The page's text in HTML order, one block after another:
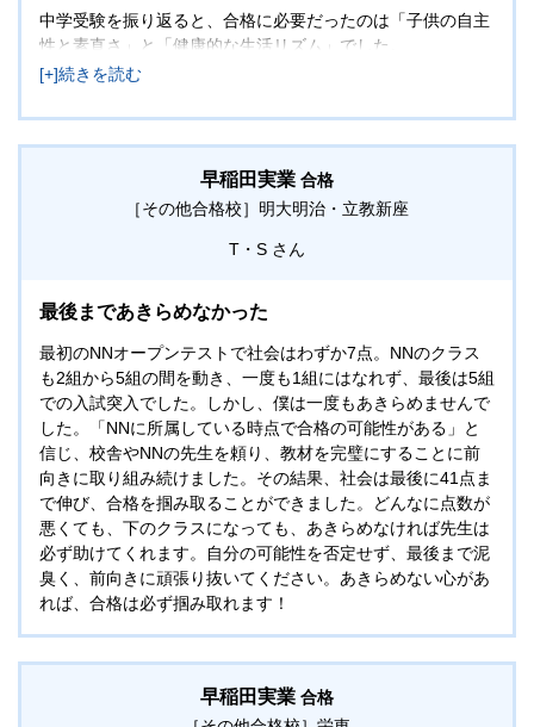
中学受験を振り返ると、合格に必要だったのは「子供の自主
性と素直さ」と「健康的な生活リズム」でした。
息子は5年生の頃には自分で学習計画を立てて進めており、
した。また、塾やNNの先生の助言を素直に受け入れ、やり
切ったことも大きな力になりました。親が唯一徹底したのは
睡眠と食事の管理です。どんなに帰宅が遅くても22時就寝を
守り、翌日の集中力を保てるようにしました。
中学受験は親が主導するものと思われがちですが、最後に問
われるのは「子供を信じて見守る覚悟」だと感じています。
早稲田実業 合格
［その他合格校］ 明大明治・立教新座
T・S
最後まであきらめなかった
最初のNNオープンテストで社会はわずか7点。NNのクラス
も2組から5組の間を動き、一度も1組にはなれず、最後は5組
での入試突入でした。しかし、僕は一度もあきらめませんで
した。「NNに所属している時点で合格の可能性がある」と
信じ、校舎やNNの先生を頼り、教材を完璧にすることに前
向きに取り組み続けました。その結果、社会は最後に41点ま
で伸び、合格を掴み取ることができました。どんなに点数が
悪くても、下のクラスになっても、あきらめなければ先生は
必ず助けてくれます。自分の可能性を否定せず、最後まで泥
臭く、前向きに頑張り抜いてください。あきらめない心があ
れば、合格は必ず掴み取れます！
早稲田実業 合格